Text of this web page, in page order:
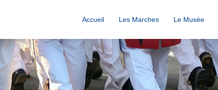
Accueil Les Marches Le Musée